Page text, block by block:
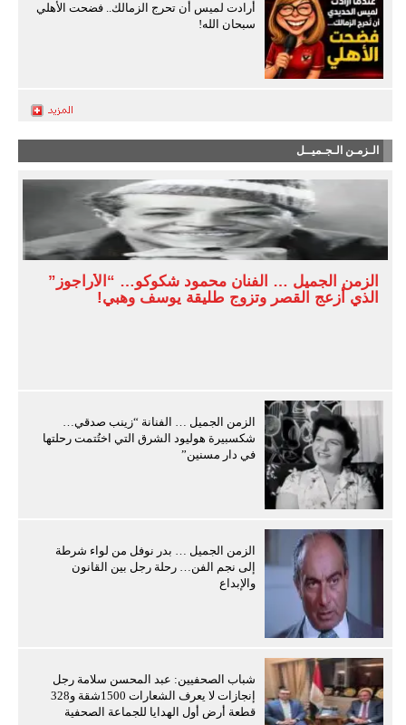
أرادت لميس أن تحرج الزمالك.. فضحت الأهلي
سبحان الله!
الـزمـن الـجـميــل
الزمن الجميل … الفنان محمود شكوكو… “الأراجوز”
الذي أزعج القصر وتزوج طليقة يوسف وهبي!
الزمن الجميل … الفنانة “زينب صدقي…
شكسبيرة هوليود الشرق التي اختُتمت رحلتها
في دار مسنين”
الزمن الجميل … بدر نوفل من لواء شرطة
إلى نجم الفن… رحلة رجل بين القانون
والإبداع
شباب الصحفيين: عبد المحسن سلامة رجل
إنجازات لا يعرف الشعارات 1500شقة و328
قطعة أرض أول الهدايا للجماعة الصحفية